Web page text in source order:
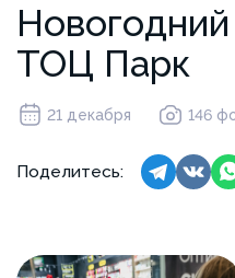
ТОЦ Парк
21 декабря 146
Поделитесь: